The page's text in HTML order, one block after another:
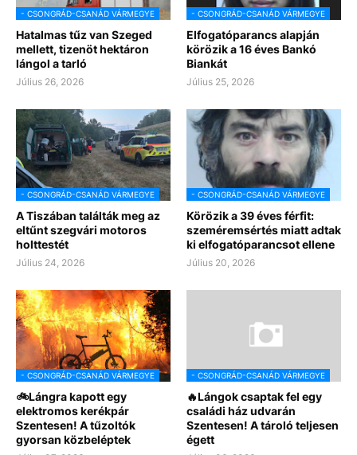
- CSONGRÁD-CSANÁD VÁRMEGYE
Hatalmas tűz van Szeged
mellett, tizenöt hektáron
lángol a tarló
Július 26, 2026
- CSONGRÁD-CSANÁD VÁRMEGYE
Elfogatóparancs alapján
körözik a 16 éves Bankó
Biankát
Július 25, 2026
- CSONGRÁD-CSANÁD VÁRMEGYE
A Tiszában találták meg az
eltűnt szegvári motoros
holttestét
Július 24, 2026
- CSONGRÁD-CSANÁD VÁRMEGYE
Körözik a 39 éves férfit:
szeméremsértés miatt adtak
ki elfogatóparancsot ellene
Július 20, 2026
- CSONGRÁD-CSANÁD VÁRMEGYE
🚲Lángra kapott egy
elektromos kerékpár
Szentesen! A tűzoltók
gyorsan közbeléptek
- CSONGRÁD-CSANÁD VÁRMEGYE
🔥Lángok csaptak fel egy
családi ház udvarán
Szentesen! A tároló teljesen
égett